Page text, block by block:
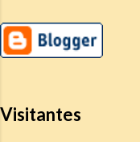
Visitantes